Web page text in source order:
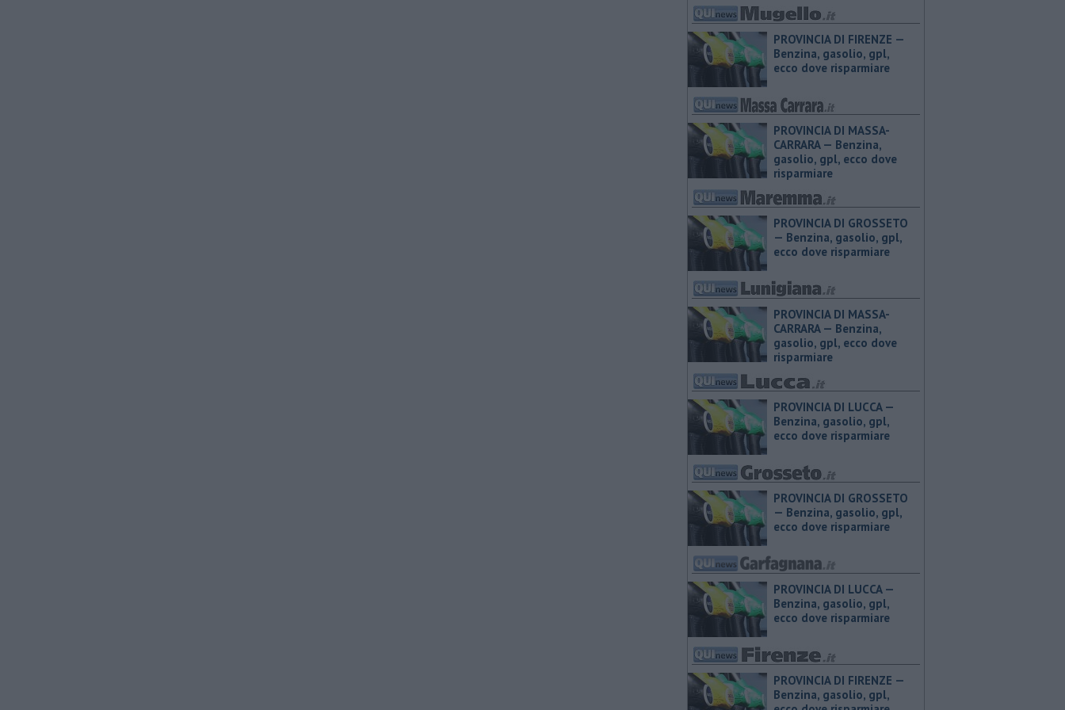
PROVINCIA DI FIRENZE — ​
Benzina, gasolio, gpl,
ecco dove risparmiare
PROVINCIA DI MASSA-
CARRARA — ​Benzina,
gasolio, gpl, ecco dove
risparmiare
PROVINCIA DI GROSSETO
— ​Benzina, gasolio, gpl,
ecco dove risparmiare
PROVINCIA DI MASSA-
CARRARA — ​Benzina,
gasolio, gpl, ecco dove
risparmiare
PROVINCIA DI LUCCA — ​
Benzina, gasolio, gpl,
ecco dove risparmiare
PROVINCIA DI GROSSETO
— ​Benzina, gasolio, gpl,
ecco dove risparmiare
PROVINCIA DI LUCCA — ​
Benzina, gasolio, gpl,
ecco dove risparmiare
PROVINCIA DI FIRENZE — ​
Benzina, gasolio, gpl,